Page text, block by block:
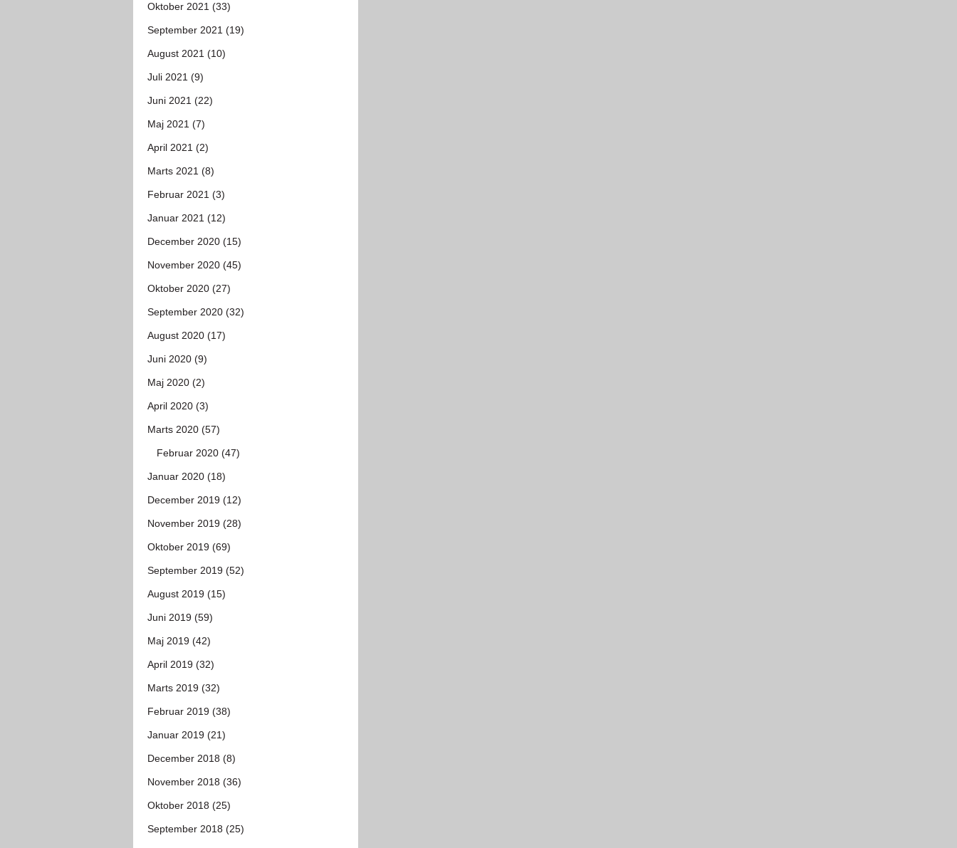
Oktober 2021 (33)
September 2021 (19)
August 2021 (10)
Juli 2021 (9)
Juni 2021 (22)
Maj 2021 (7)
April 2021 (2)
Marts 2021 (8)
Februar 2021 (3)
Januar 2021 (12)
December 2020 (15)
November 2020 (45)
Oktober 2020 (27)
September 2020 (32)
August 2020 (17)
Juni 2020 (9)
Maj 2020 (2)
April 2020 (3)
Marts 2020 (57)
Februar 2020 (47)
Januar 2020 (18)
December 2019 (12)
November 2019 (28)
Oktober 2019 (69)
September 2019 (52)
August 2019 (15)
Juni 2019 (59)
Maj 2019 (42)
April 2019 (32)
Marts 2019 (32)
Februar 2019 (38)
Januar 2019 (21)
December 2018 (8)
November 2018 (36)
Oktober 2018 (25)
September 2018 (25)